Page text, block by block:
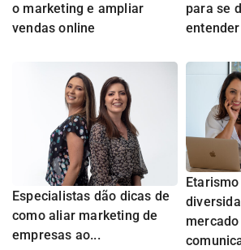
o marketing e ampliar
vendas online
para se
Especialistas dão dicas de
como aliar marketing de
empresas ao...